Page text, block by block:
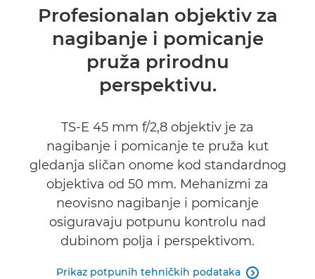
Pregled
Tehnički podaci
Profesionalan objektiv za
nagibanje i pomicanje
pruža prirodnu
perspektivu.
TS-E 45 mm f/2,8 objektiv je za
nagibanje i pomicanje te pruža kut
gledanja sličan onome kod standardnog
objektiva od 50 mm. Mehanizmi za
neovisno nagibanje i pomicanje
osiguravaju potpunu kontrolu nad
dubinom polja i perspektivom.
Prikaz potpunih tehničkih podataka 